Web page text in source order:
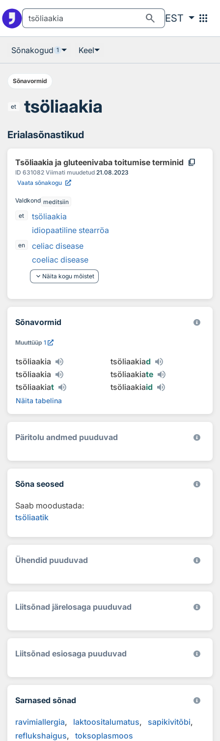
search EST apps
Sõnakogud 1 Keel
Sõnavormid
et tsöliaakia
Erialasõnastikud
Tsöliaakia ja gluteenivaba toitumise terminid content_copy
ID 631082 Viimati muudetud 21.08.2023
Vaata sõnakogu
Valdkond meditsiin
et
tsöliaakia
idiopaatiline stearröa
en
celiac disease
coeliac disease
keyboard_arrow_down Näita kogu mõistet
Sõnavormid
Muuttüüp 1
tsöliaakia tsöliaakiad
tsöliaakia
tsöliaakiate
tsöliaakiat tsöliaakiaid
Näita tabelina
Päritolu andmed puuduvad
Sõna seosed
Saab moodustada:
tsöliaatik
Ühendid puuduvad
Liitsõnad järelosaga puuduvad
Liitsõnad esiosaga puuduvad
Sarnased sõnad
ravimiallergia laktoositalumatus
sapikivitõbi
reflukshaigus
toksoplasmoos